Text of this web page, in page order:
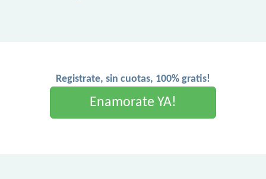
Registrate, sin cuotas, 100% gratis!
Enamorate YA!